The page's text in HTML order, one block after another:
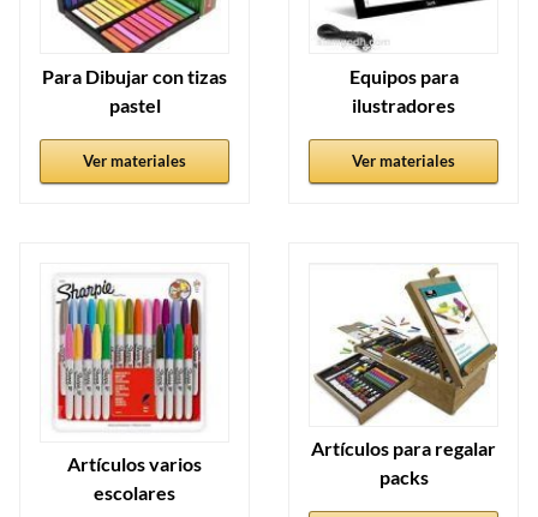
Para Dibujar con tizas
pastel
Ver materiales
Equipos para
ilustradores
Ver materiales
Artículos varios
escolares
Artículos para regalar
packs